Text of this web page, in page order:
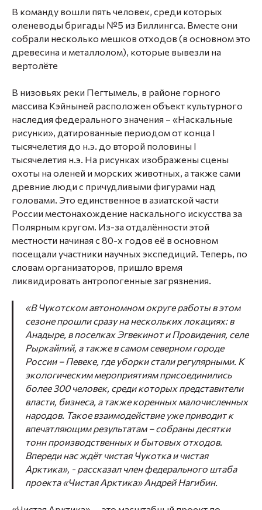
В команду вошли пять человек, среди которых
оленеводы бригады №5 из Биллингса. Вместе они
собрали несколько мешков отходов (в основном это
древесина и металлолом), которые вывезли на
вертолёте
В низовьях реки Пегтымель, в районе горного
массива Кэйныней расположен объект культурного
наследия федерального значения – «Наскальные
рисунки», датированные периодом от конца I
тысячелетия до н.э. до второй половины I
тысячелетия н.э. На рисунках изображены сцены
охоты на оленей и морских животных, а также сами
древние люди с причудливыми фигурами над
головами. Это единственное в азиатской части
России местонахождение наскального искусства за
Полярным кругом. Из-за отдалённости этой
местности начиная с 80-х годов её в основном
посещали участники научных экспедиций. Теперь, по
словам организаторов, пришло время
ликвидировать антропогенные загрязнения.
«В Чукотском автономном округе работы в этом
сезоне прошли сразу на нескольких локациях: в
Анадыре, в поселках Эгвекинот и Провидения, селе
Рыркайпий, а также в самом северном городе
России – Певеке, где уборки стали регулярными. К
экологическим мероприятиям присоединились
более 300 человек, среди которых представители
власти, бизнеса, а также коренных малочисленных
народов. Такое взаимодействие уже приводит к
впечатляющим результатам – собраны десятки
тонн производственных и бытовых отходов.
Впереди нас ждёт чистая Чукотка и чистая
Арктика», - рассказал член федерального штаба
проекта «Чистая Арктика» Андрей Нагибин.